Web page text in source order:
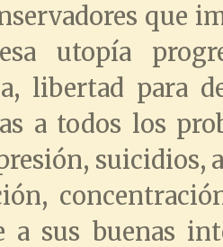
que
utopía
libertad para
a todos los
a sus buenas